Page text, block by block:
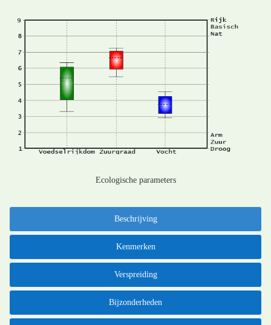
Ecologische parameters
Beschrijving
Kenmerken
Verspreiding
Bijzonderheden